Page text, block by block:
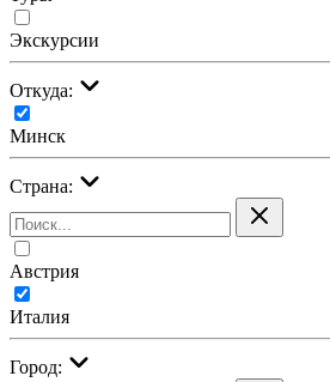
Экскурсии
Откуда:
Минск
Страна:
Австрия
Италия
Город: